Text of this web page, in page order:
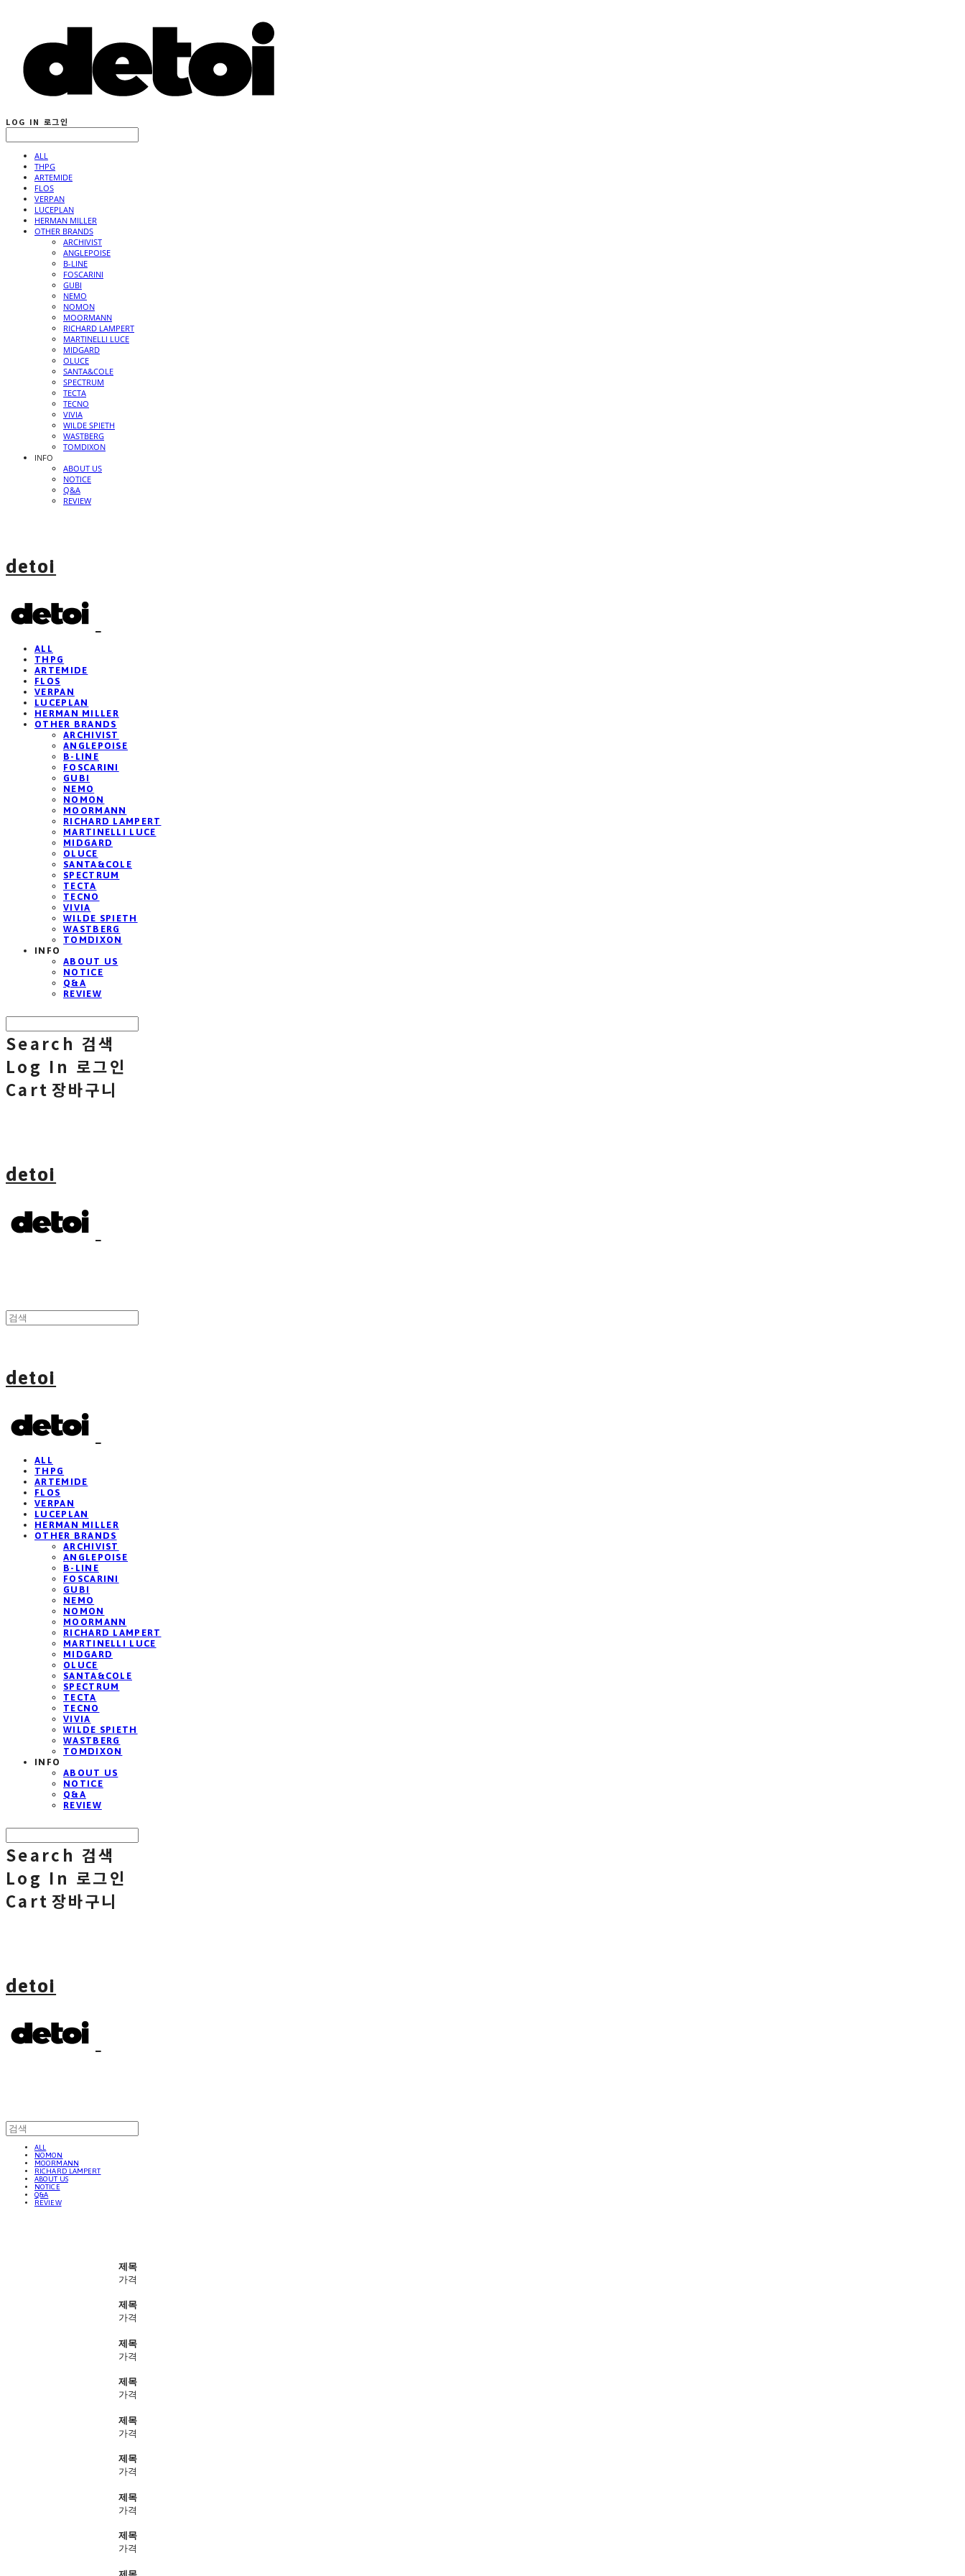
LOG IN 로그인
ALL
THPG
ARTEMIDE
FLOS
VERPAN
LUCEPLAN
HERMAN MILLER
OTHER BRANDS
ARCHIVIST
ANGLEPOISE
B-LINE
FOSCARINI
GUBI
NEMO
NOMON
MOORMANN
RICHARD LAMPERT
MARTINELLI LUCE
MIDGARD
OLUCE
SANTA&COLE
SPECTRUM
TECTA
TECNO
VIVIA
WILDE SPIETH
WASTBERG
TOMDIXON
INFO
ABOUT US
NOTICE
Q&A
REVIEW
detoi
ALL
THPG
ARTEMIDE
FLOS
VERPAN
LUCEPLAN
HERMAN MILLER
OTHER BRANDS
ARCHIVIST
ANGLEPOISE
B-LINE
FOSCARINI
GUBI
NEMO
NOMON
MOORMANN
RICHARD LAMPERT
MARTINELLI LUCE
MIDGARD
OLUCE
SANTA&COLE
SPECTRUM
TECTA
TECNO
VIVIA
WILDE SPIETH
WASTBERG
TOMDIXON
INFO
ABOUT US
NOTICE
Q&A
REVIEW
Search 검색
Log In 로그인
Cart 장바구니
detoi
detoi
ALL
THPG
ARTEMIDE
FLOS
VERPAN
LUCEPLAN
HERMAN MILLER
OTHER BRANDS
ARCHIVIST
ANGLEPOISE
B-LINE
FOSCARINI
GUBI
NEMO
NOMON
MOORMANN
RICHARD LAMPERT
MARTINELLI LUCE
MIDGARD
OLUCE
SANTA&COLE
SPECTRUM
TECTA
TECNO
VIVIA
WILDE SPIETH
WASTBERG
TOMDIXON
INFO
ABOUT US
NOTICE
Q&A
REVIEW
Search 검색
Log In 로그인
Cart 장바구니
detoi
ALL
NOMON
MOORMANN
RICHARD LAMPERT
ABOUT US
NOTICE
Q&A
REVIEW
제목
가격
제목
가격
제목
가격
제목
가격
제목
가격
제목
가격
제목
가격
제목
가격